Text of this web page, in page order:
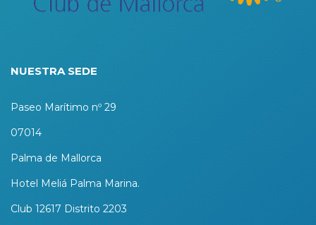
NUESTRA SEDE
Paseo Marítimo nº 29
07014
Palma de Mallorca
Hotel Meliá Palma Marina.
Club 12617 Distrito 2203